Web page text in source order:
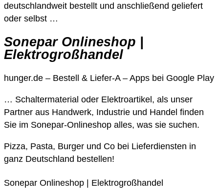
deutschlandweit bestellt und anschließend geliefert
oder selbst …
Sonepar Onlineshop |
Elektrogroßhandel
hunger.de – Bestell & Liefer-A – Apps bei Google Play
… Schaltermaterial oder Elektroartikel, als unser
Partner aus Handwerk, Industrie und Handel finden
Sie im Sonepar-Onlineshop alles, was sie suchen.
Pizza, Pasta, Burger und Co bei Lieferdiensten in
ganz Deutschland bestellen!
Sonepar Onlineshop | Elektrogroßhandel